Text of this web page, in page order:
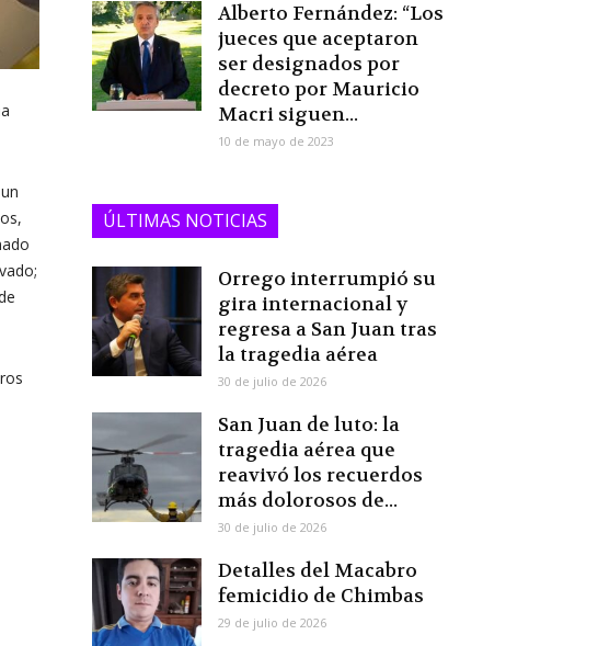
Alberto Fernández: “Los
jueces que aceptaron
ser designados por
decreto por Mauricio
Macri siguen...
10 de mayo de 2023
ÚLTIMAS NOTICIAS
Orrego interrumpió su
gira internacional y
regresa a San Juan tras
la tragedia aérea
30 de julio de 2026
San Juan de luto: la
tragedia aérea que
reavivó los recuerdos
más dolorosos de...
30 de julio de 2026
Detalles del Macabro
femicidio de Chimbas
29 de julio de 2026